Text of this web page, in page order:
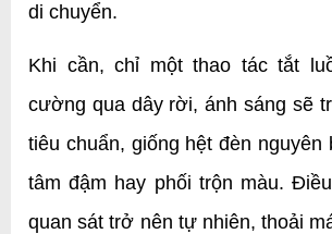
di chuyển.
Khi cần, chỉ một thao tác tắt
cường qua dây rời, ánh sáng sẽ
tiêu chuẩn, giống hệt đèn nguyên
tâm đậm hay phối trộn màu.
quan sát trở nên tự nhiên, thoải